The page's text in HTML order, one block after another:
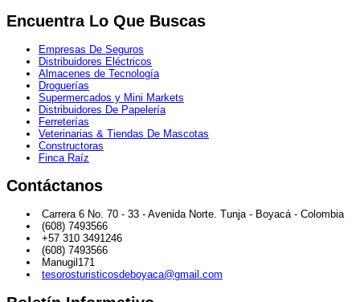
Encuentra Lo Que Buscas
Empresas De Seguros
Distribuidores Eléctricos
Almacenes de Tecnología
Droguerías
Supermercados y Mini Markets
Distribuidores De Papelería
Ferreterías
Veterinarias & Tiendas De Mascotas
Constructoras
Finca Raíz
Contáctanos
Carrera 6 No. 70 - 33 - Avenida Norte. Tunja - Boyacá - Colombia
(608) 7493566
+57 310 3491246
(608) 7493566
Manugil171
tesorosturisticosdeboyaca@gmail.com